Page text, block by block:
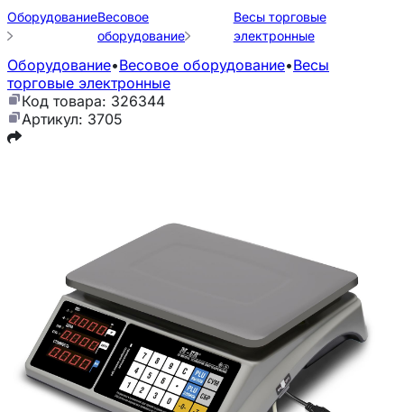
ОборудованиеВесовое
оборудование
Весы торговые
электронные
Оборудование•Весовое оборудование•Весы
торговые электронные
Код товара: 326344
Артикул: 3705